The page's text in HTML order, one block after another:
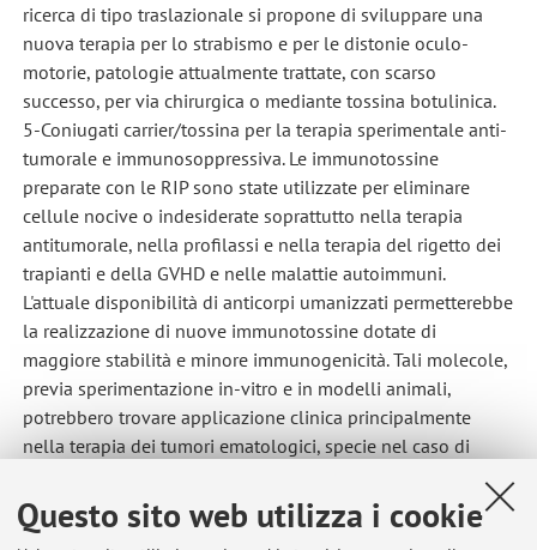
Questo sito web utilizza i cookie
ricerca di tipo traslazionale si propone di sviluppare una
nuova terapia per lo strabismo e per le distonie oculo-
motorie, patologie attualmente trattate, con scarso
successo, per via chirurgica o mediante tossina botulinica.
5-Coniugati carrier/tossina per la terapia sperimentale anti-
tumorale e immunosoppressiva. Le immunotossine
preparate con le RIP sono state utilizzate per eliminare
cellule nocive o indesiderate soprattutto nella terapia
antitumorale, nella profilassi e nella terapia del rigetto dei
trapianti e della GVHD e nelle malattie autoimmuni.
L'attuale disponibilità di anticorpi umanizzati permetterebbe
la realizzazione di nuove immunotossine dotate di
maggiore stabilità e minore immunogenicità. Tali molecole,
previa sperimentazione in-vitro e in modelli animali,
potrebbero trovare applicazione clinica principalmente
nella terapia dei tumori ematologici, specie nel caso di
terapie convenzionali.Verranno studiate particolarmente
immunotossine antiCD22 per la terapia sperimentale dei